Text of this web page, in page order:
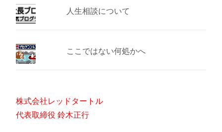
人生相談について
ここではない何処かへ
株式会社レッドタートル
代表取締役 鈴木正行